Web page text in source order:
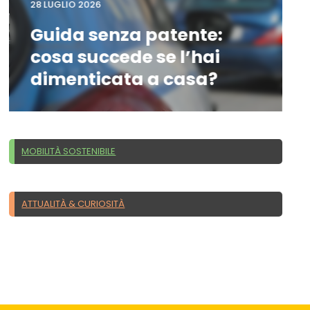
28 LUGLIO 2026
Guida senza patente:
cosa succede se l’hai
dimenticata a casa?
MOBILITÀ SOSTENIBILE
ATTUALITÀ & CURIOSITÀ